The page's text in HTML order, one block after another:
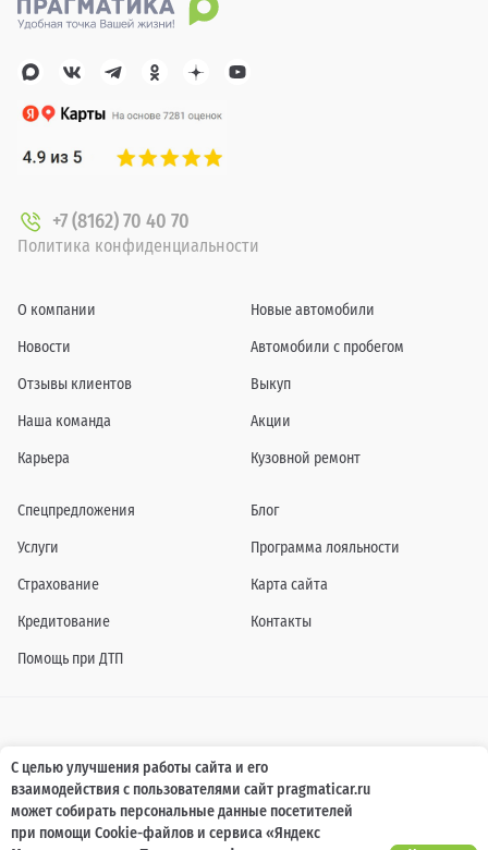
+7 (8162) 70 40 70
Политика конфиденциальности
О компании
Новости
Отзывы клиентов
Наша команда
Карьера
Новые автомобили
Автомобили с пробегом
Выкуп
Акции
Кузовной ремонт
Спецпредложения
Услуги
Страхование
Кредитование
Помощь при ДТП
Блог
Программа лояльности
Карта сайта
Контакты
Информация о технических характеристиках, составе комплектаций, цветовой
гамме и стоимости автомобилей, а также действующих акциях, сроках и условиях
их проведения, указанных на сайте www.pragmaticar.ru, носит информационный
характер и ни при каких условиях не является публичной офертой,
определяемой положениями пунктом 2 статьи 437 Гражданского кодекса
Российской Федерации. Для получения подробной информации обращайтесь к
С целью улучшения работы сайта и его
взаимодействия с пользователями сайт pragmaticar.ru
может собирать персональные данные посетителей
при помощи Cookie-файлов и сервиса «Яндекс